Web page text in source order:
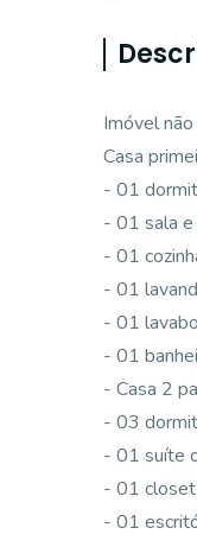
Imóvel
Casa
- 01
- 01 sala e
- 01
- 01
- 01 lavabo
- 01
- Casa 2
- 03
- 01 suíte
- 01
- 01